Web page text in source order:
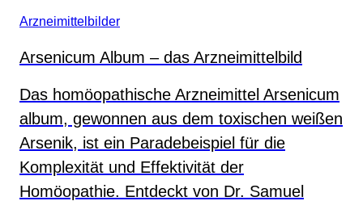
Arzneimittelbilder
Arsenicum Album – das Arzneimittelbild
Das homöopathische Arzneimittel Arsenicum
album, gewonnen aus dem toxischen weißen
Arsenik, ist ein Paradebeispiel für die
Komplexität und Effektivität der
Homöopathie. Entdeckt von Dr. Samuel